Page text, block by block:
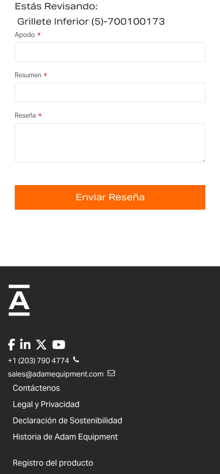
Estás Revisando:
Grillete Inferior (5)-700100173
Apodo
Resumen
Reseña
Enviar Reseña
+1 (203) 790 4774
sales@adamequipment.com
Contáctenos
Legal y Privacidad
Declaración de Sostenibilidad
Historia de Adam Equipment
Registro del producto